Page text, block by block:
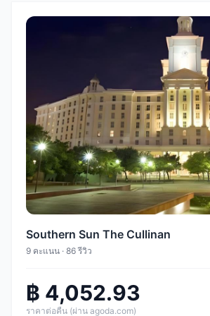
Southern Sun The Cullinan
9 คะแนน · 86 รีวิว
฿ 4,052.93
ราคาต่อคืน (ผ่าน agoda.com)